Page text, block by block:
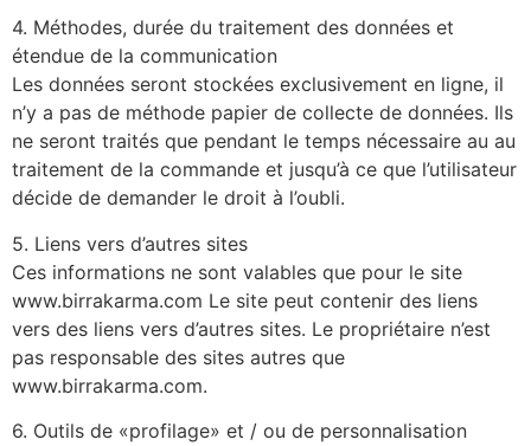
4. Méthodes, durée du traitement des données et
étendue de la communication
Les données seront stockées exclusivement en ligne, il
n’y a pas de méthode papier de collecte de données. Ils
ne seront traités que pendant le temps nécessaire au au
traitement de la commande et jusqu’à ce que l’utilisateur
décide de demander le droit à l’oubli.
5. Liens vers d’autres sites
Ces informations ne sont valables que pour le site
www.birrakarma.com Le site peut contenir des liens
vers des liens vers d’autres sites. Le propriétaire n’est
pas responsable des sites autres que
www.birrakarma.com.
6. Outils de «profilage» et / ou de personnalisation